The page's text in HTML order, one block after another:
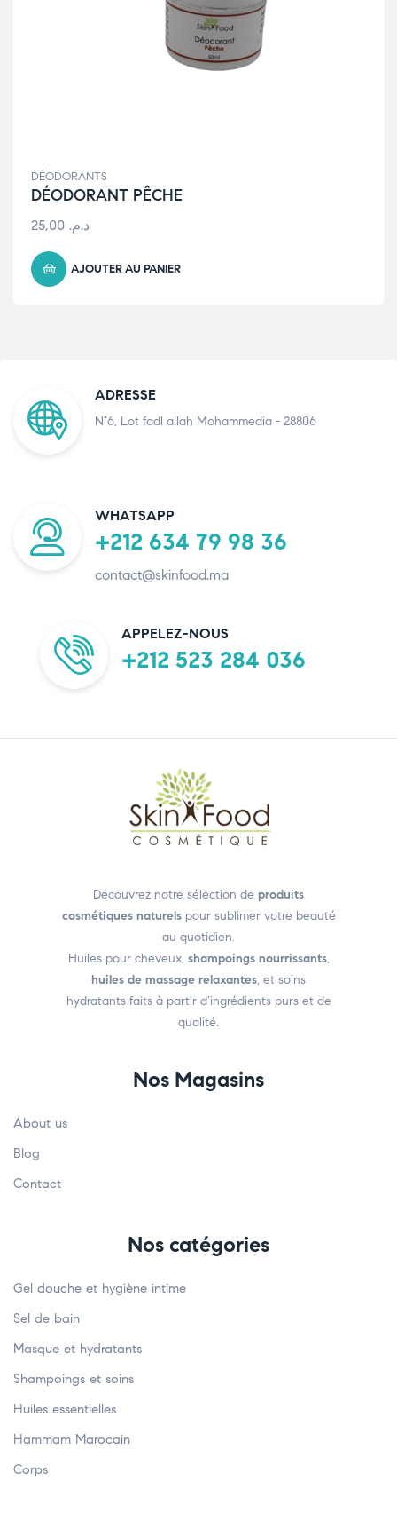
DÉODORANTS
DÉODORANT PÊCHE
د.م.
AJOUTER AU PANIER
ADRESSE
N°6, Lot fadl allah Mohammedia - 28806
WHATSAPP
+212 634 79 98 36
contact@skinfood.ma
APPELEZ-NOUS
+212 523 284 036
Découvrez notre sélection de produits
cosmétiques naturelspour sublimer votre beauté
au quotidien.
Huiles pour cheveux, shampoings nourrissants,
huiles de massage relaxantes, et soins
hydratants faits à partir d’ingrédients purs et de
qualité.
Nos Magasins
About us
Blog
Contact
Nos catégories
Gel douche et hygiène intime
Sel de bain
Masque et hydratants
Shampoings et soins
Huiles essentielles
Hammam Marocain
Corps